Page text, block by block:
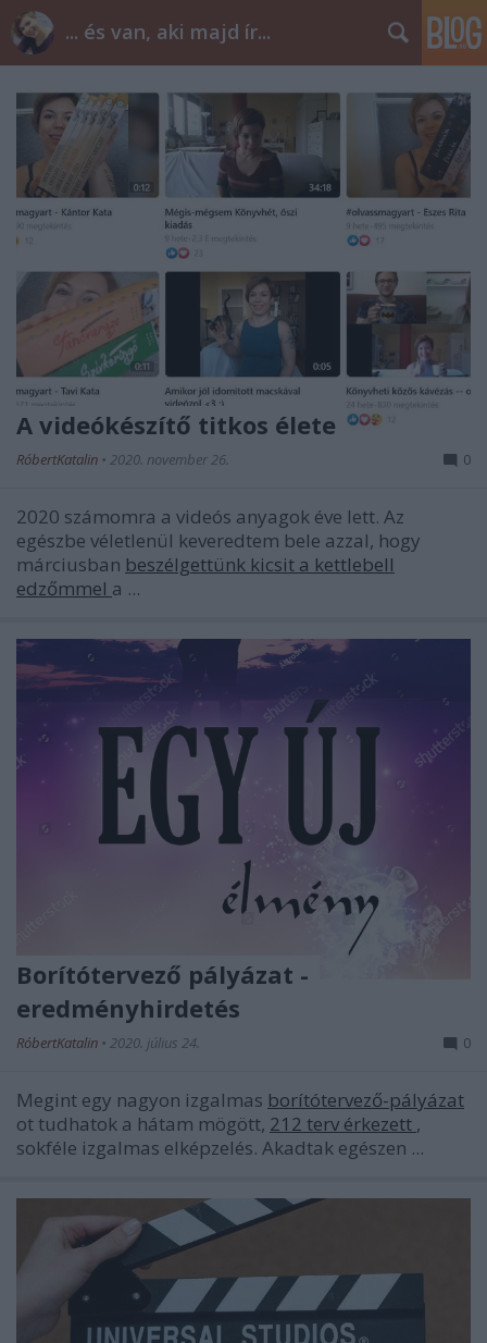
... és van, aki majd ír...
A videókészítő titkos élete
RóbertKatalin • 2020. november 26. 0
2020 számomra a videós anyagok éve lett. Az
egészbe véletlenül keveredtem bele azzal, hogy
márciusban beszélgettünk kicsit a kettlebell
edzőmmel a ...
Borítótervező pályázat -
eredményhirdetés
RóbertKatalin • 2020. július 24. 0
Megint egy nagyon izgalmas borítótervező-pályázat
ot tudhatok a hátam mögött, 212 terv érkezett ,
sokféle izgalmas elképzelés. Akadtak egészen ...